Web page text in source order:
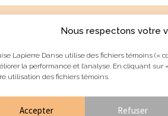
Nous respectons votre
Lapierre Danse utilise des fichiers témoins («
la performance et l’analyse. En cliquant sur
utilisation des fichiers témoins.
Accepter Refuser
UN COURS